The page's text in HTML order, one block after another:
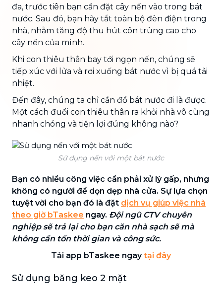
đa, trước tiên bạn cần đặt cây nến vào trong bát
nước. Sau đó, bạn hãy tắt toàn bộ đèn điện trong
nhà, nhằm tăng độ thu hút côn trùng cao cho
cây nến của mình.
Khi con thiêu thân bay tới ngọn nến, chúng sẽ
tiếp xúc với lửa và rơi xuống bát nước vì bị quá tải
nhiệt.
Đến đây, chúng ta chỉ cần đổ bát nước đi là được.
Một cách đuổi con thiêu thân ra khỏi nhà vô cùng
nhanh chóng và tiện lợi đúng không nào?
Sử dụng nến với một bát nước
Bạn có nhiều công việc cần phải xử lý gấp, nhưng
không có người để dọn dẹp nhà cửa. Sự lựa chọn
tuyệt vời cho bạn đó là đặt dịch vụ giúp việc nhà
theo giờ bTaskee ngay. Đội ngũ CTV chuyên
nghiệp sẽ trả lại cho bạn căn nhà sạch sẽ mà
không cần tốn thời gian và công sức.
Tải app bTaskee ngaytại đây
Sử dụng băng keo 2 mặt